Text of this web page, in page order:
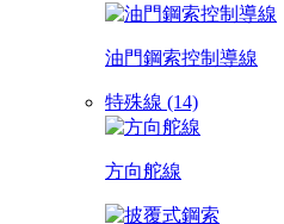
油門鋼索控制導線
特殊線 (14)
方向舵線